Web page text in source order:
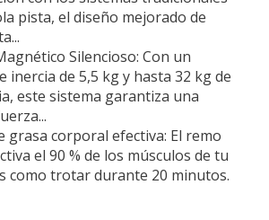
pista, el diseño mejorado de
Silencioso: Con un
inercia de 5,5 kg y hasta 32 kg de
este sistema garantiza una
grasa corporal efectiva: El remo
el 90 % de los músculos de tu
como trotar durante 20 minutos.